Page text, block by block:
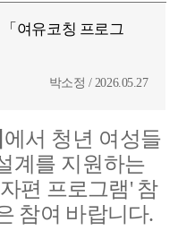
여유코칭 프로그
박소정 / 2026.05.27
에서 청년 여성들
계를 지원하는
편 프로그램' 참
참여 바랍니다.